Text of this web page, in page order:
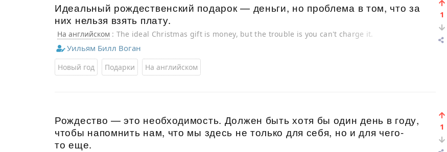
Идеальный рождественский подарок — деньги, но проблема в том, что за
них нельзя взять плату.
На английском : The ideal Christmas gift is money, but the trouble is you can't charge it.
Уильям Билл Воган
Новый год Подарки На английском
1
Рождество — это необходимость. Должен быть хотя бы один день в году,
чтобы напомнить нам, что мы здесь не только для себя, но и для чего-
то еще.
1